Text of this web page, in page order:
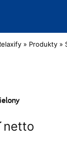
» Produkty »
netto